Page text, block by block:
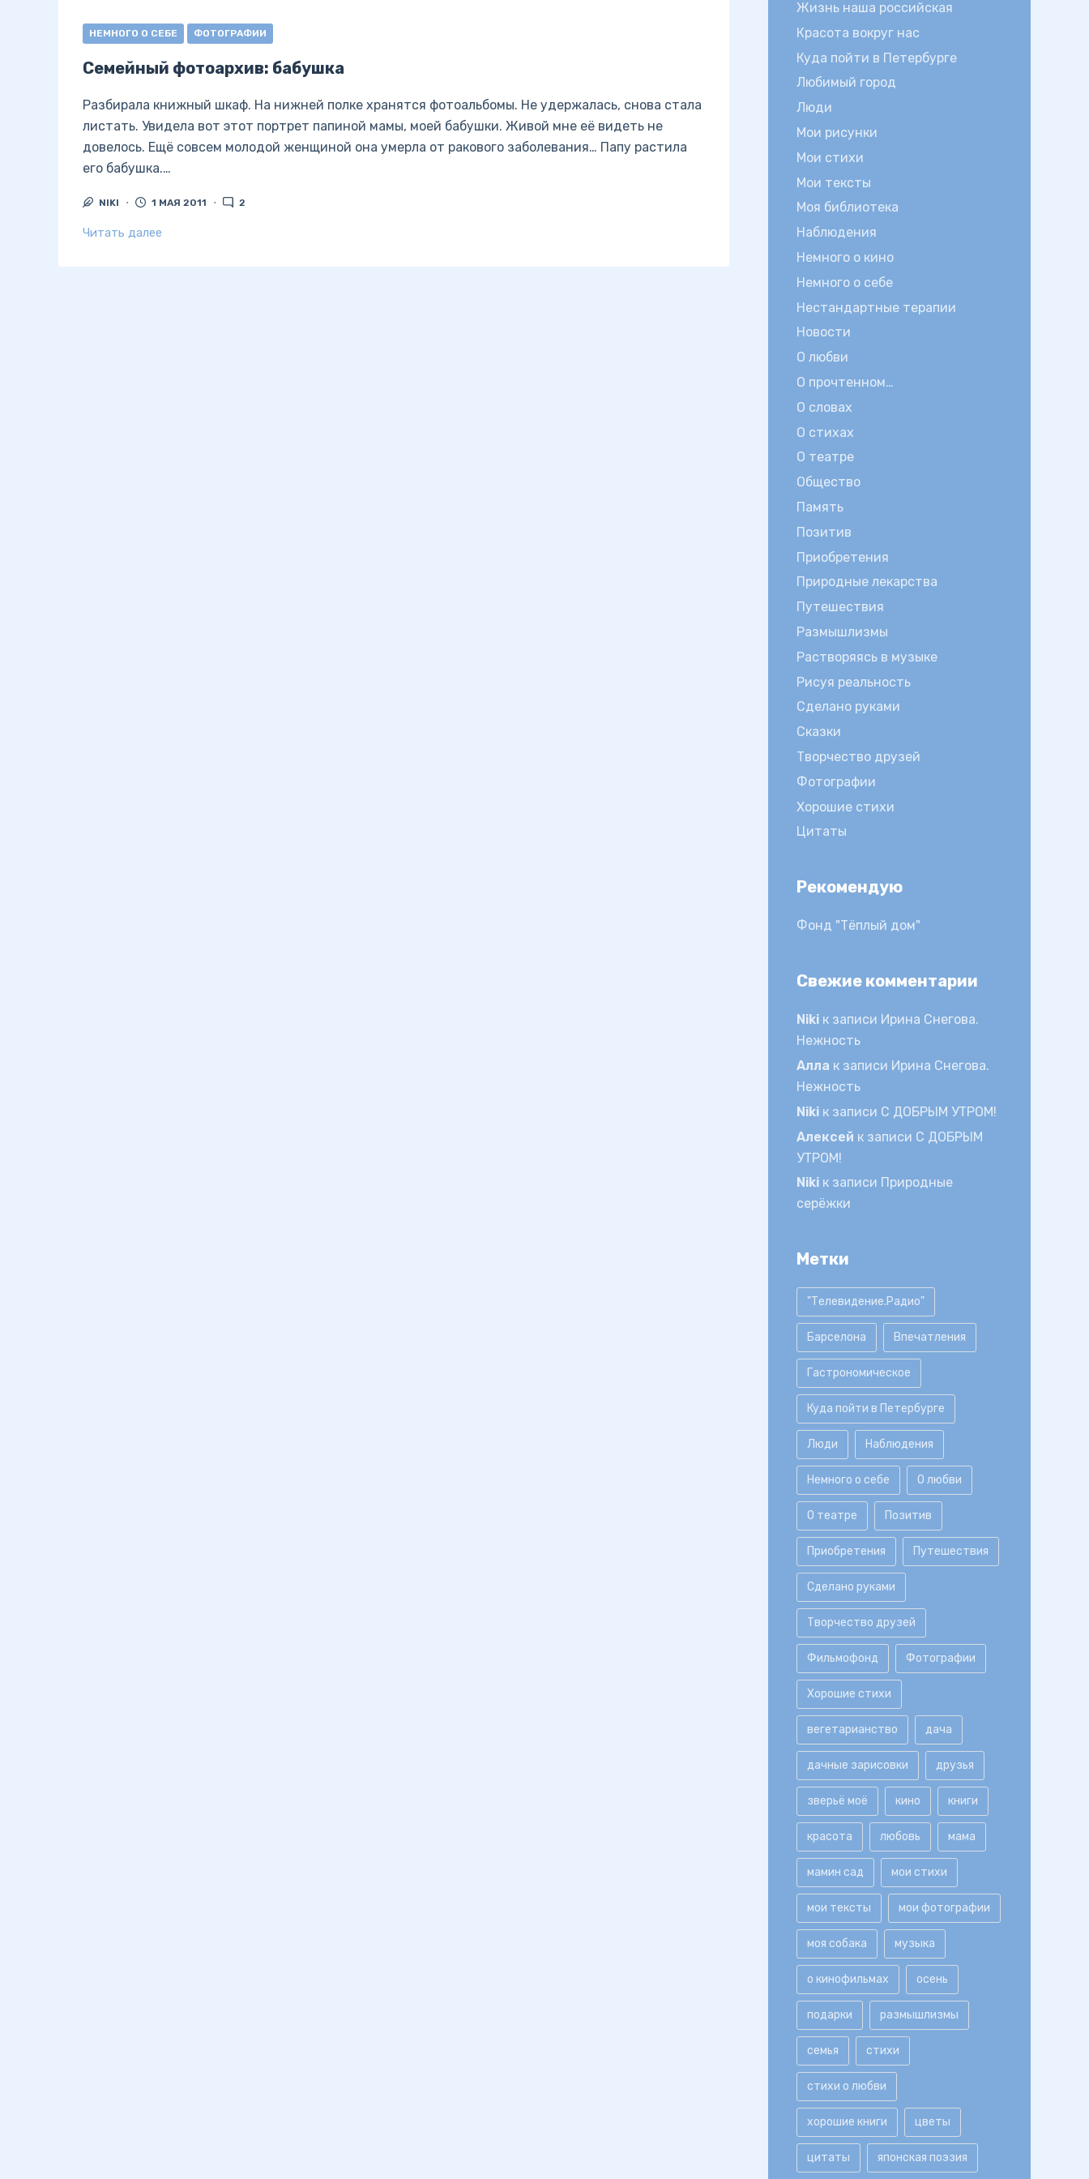
НЕМНОГО О СЕБЕ ФОТОГРАФИИ
Семейный фотоархив: бабушка
Разбирала книжный шкаф. На нижней полке хранятся фотоальбомы. Не удержалась, снова стала
листать. Увидела вот этот портрет папиной мамы, моей бабушки. Живой мне её видеть не
довелось. Ещё совсем молодой женщиной она умерла от ракового заболевания… Папу растила
его бабушка.…
NIKI 1 МАЯ 2011 2
Читать далее
Жизнь наша российская
Красота вокруг нас
Куда пойти в Петербурге
Любимый город
Люди
Мои рисунки
Мои стихи
Мои тексты
Моя библиотека
Наблюдения
Немного о кино
Немного о себе
Нестандартные терапии
Новости
О любви
О прочтенном…
О словах
О стихах
О театре
Общество
Память
Позитив
Приобретения
Природные лекарства
Путешествия
Размышлизмы
Растворяясь в музыке
Рисуя реальность
Сделано руками
Сказки
Творчество друзей
Фотографии
Хорошие стихи
Цитаты
Рекомендую
Фонд "Тёплый дом"
Свежие комментарии
Niki к записи Ирина Снегова.
Нежность
Алла к записи Ирина Снегова.
Нежность
Niki к записи С ДОБРЫМ УТРОМ!
Алексей к записи С ДОБРЫМ
УТРОМ!
Niki к записи Природные
серёжки
Метки
"Телевидение.Радио"
Барселона Впечатления
Гастрономическое
Куда пойти в Петербурге
Люди Наблюдения
Немного о себе О любви
О театре Позитив
Приобретения Путешествия
Сделано руками
Творчество друзей
Фильмофонд Фотографии
Хорошие стихи
вегетарианство дача
дачные зарисовки друзья
зверьё моё кино книги
красота любовь мама
мамин сад мои стихи
мои тексты мои фотографии
моя собака музыка
о кинофильмах осень
подарки размышлизмы
семья стихи
стихи о любви
хорошие книги цветы
цитаты японская поэзия